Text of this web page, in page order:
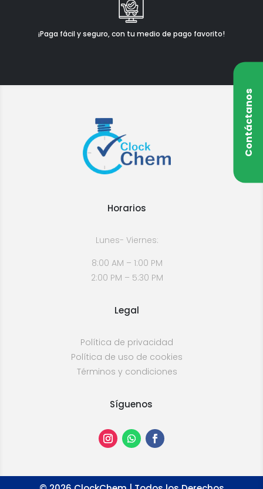
¡Paga fácil y seguro, con tu medio de pago favorito!
Contáctanos
Horarios
Lunes- Viernes:
8:00 AM – 1:00 PM
2:00 PM – 5:30 PM
Legal
Política de privacidad
Política de uso de cookies
Términos y condiciones
Síguenos